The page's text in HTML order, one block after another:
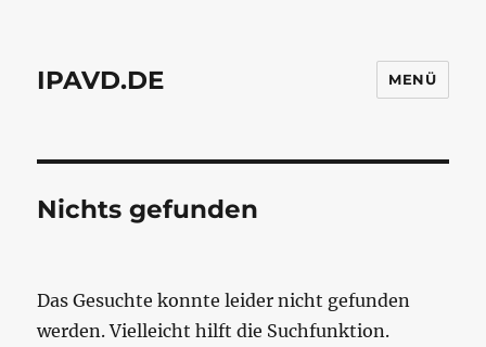
IPAVD.DE MENÜ
Nichts gefunden
Das Gesuchte konnte leider nicht gefunden
werden. Vielleicht hilft die Suchfunktion.